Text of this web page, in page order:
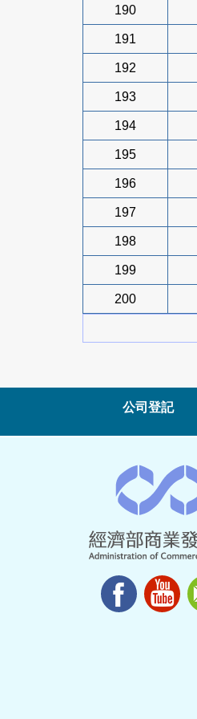
190
191
192
193
194
195
196
197
198
199
200
公司登記